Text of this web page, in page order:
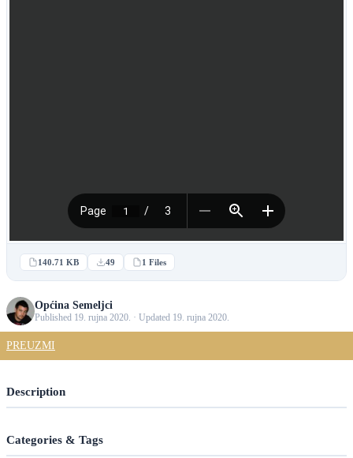
140.71 KB 49 1 Files
Općina Semeljci
Published 19. rujna 2020. · Updated 19. rujna 2020.
PREUZMI
Description
Categories & Tags